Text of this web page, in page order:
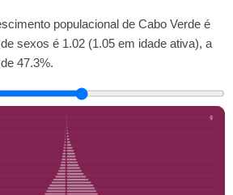
populacional de Cabo Verde é
sexos é 1.02 (1.05 em idade ativa), a
47.3%.